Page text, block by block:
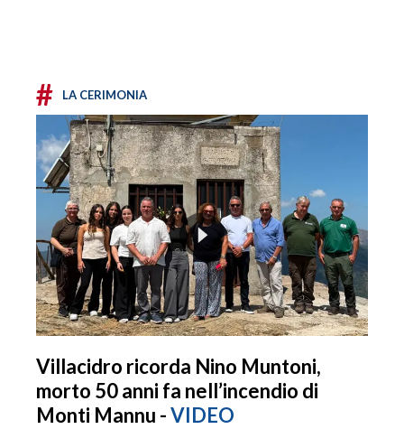
# LA CERIMONIA
Villacidro ricorda Nino Muntoni,
morto 50 anni fa nell’incendio di
Monti Mannu -VIDEO